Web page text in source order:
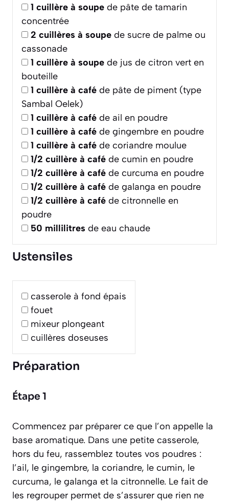
1 cuillère à soupe de pâte de tamarin
concentrée
2 cuillères à soupe de sucre de palme ou
cassonade
1 cuillère à soupe de jus de citron vert en
bouteille
1 cuillère à café de pâte de piment (type
Sambal Oelek)
1 cuillère à café de ail en poudre
1 cuillère à café de gingembre en poudre
1 cuillère à café de coriandre moulue
1/2 cuillère à café de cumin en poudre
1/2 cuillère à café de curcuma en poudre
1/2 cuillère à café de galanga en poudre
1/2 cuillère à café de citronnelle en
poudre
50 millilitres de eau chaude
Ustensiles
casserole à fond épais
fouet
mixeur plongeant
cuillères doseuses
Préparation
Étape 1
Commencez par préparer ce que l’on appelle la
base aromatique. Dans une petite casserole,
hors du feu, rassemblez toutes vos poudres :
l’ail, le gingembre, la coriandre, le cumin, le
curcuma, le galanga et la citronnelle. Le fait de
les regrouper permet de s’assurer que rien ne